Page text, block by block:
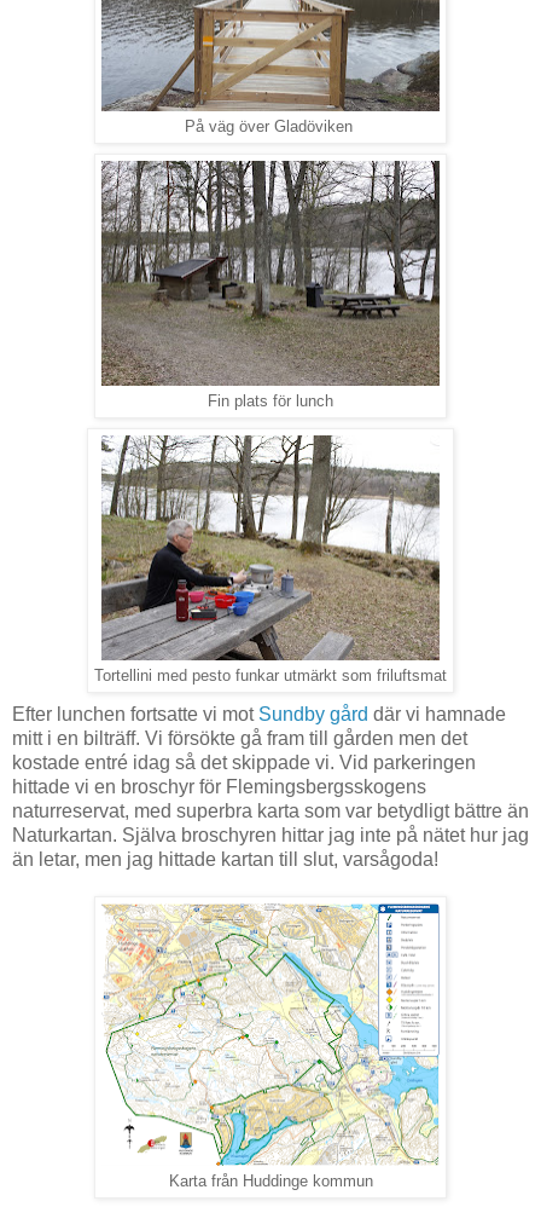
På väg över Gladöviken
Fin plats för lunch
Tortellini med pesto funkar utmärkt som friluftsmat
Efter lunchen fortsatte vi mot Sundby gård där vi hamnade
mitt i en bilträff. Vi försökte gå fram till gården men det
kostade entré idag så det skippade vi. Vid parkeringen
hittade vi en broschyr för Flemingsbergsskogens
naturreservat, med superbra karta som var betydligt bättre än
Naturkartan. Själva broschyren hittar jag inte på nätet hur jag
än letar, men jag hittade kartan till slut, varsågoda!
Karta från Huddinge kommun